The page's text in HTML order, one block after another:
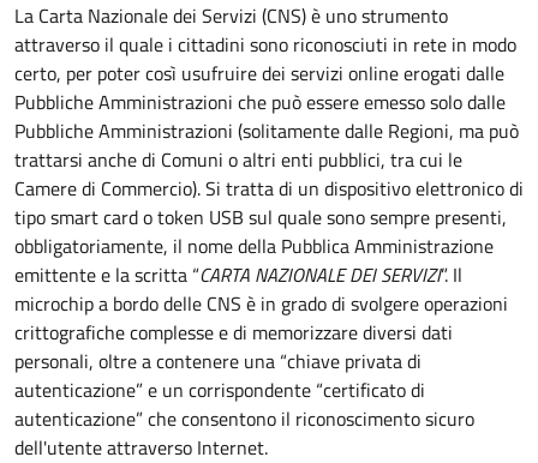
La Carta Nazionale dei Servizi (CNS) è uno strumento
attraverso il quale i cittadini sono riconosciuti in rete in modo
certo, per poter così usufruire dei servizi online erogati dalle
Pubbliche Amministrazioni che può essere emesso solo dalle
Pubbliche Amministrazioni (solitamente dalle Regioni, ma può
trattarsi anche di Comuni o altri enti pubblici, tra cui le
Camere di Commercio).Si tratta di un dispositivo elettronico di
tiposmart cardo token USB sul quale sono sempre presenti,
obbligatoriamente, il nome della Pubblica Amministrazione
emittente e la scritta “CARTA NAZIONALE DEI SERVIZI”. Il
microchip a bordo delle CNS è in grado di svolgere operazioni
crittografiche complesse e di memorizzare diversi dati
personali, oltre a contenere una “chiave privata di
autenticazione” e un corrispondente “certificato di
autenticazione” che consentono il riconoscimento sicuro
dell'utente attraverso Internet.